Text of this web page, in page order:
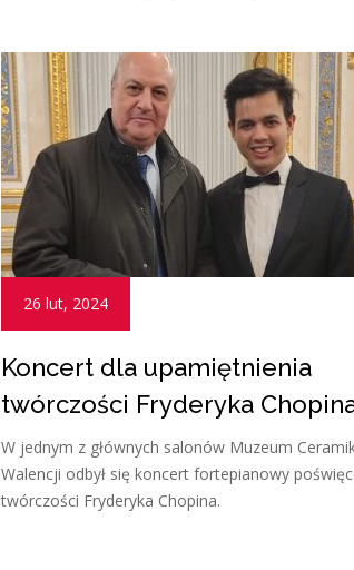
26 lut, 2024
Koncert dla upamiętnienia
twórczości Fryderyka
W jednym z głównych salonów Muzeum
Walencji odbył się koncert fortepianowy
twórczości Fryderyka Chopina.